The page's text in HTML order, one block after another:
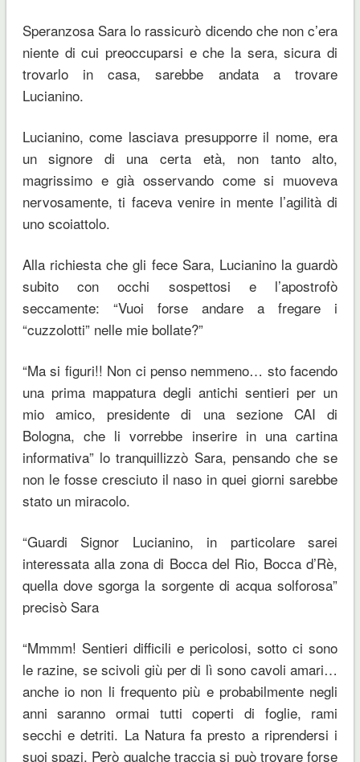
Speranzosa Sara lo rassicurò dicendo che non c’era
niente di cui preoccuparsi e che la sera, sicura di
trovarlo in casa, sarebbe andata a trovare
Lucianino.
Lucianino, come lasciava presupporre il nome, era
un signore di una certa età, non tanto alto,
magrissimo e già osservando come si muoveva
nervosamente, ti faceva venire in mente l’agilità di
uno scoiattolo.
Alla richiesta che gli fece Sara, Lucianino la guardò
subito con occhi sospettosi e l’apostrofò
seccamente: “Vuoi forse andare a fregare i
“cuzzolotti” nelle mie bollate?”
“Ma si figuri!! Non ci penso nemmeno… sto facendo
una prima mappatura degli antichi sentieri per un
mio amico, presidente di una sezione CAI di
Bologna, che li vorrebbe inserire in una cartina
informativa” lo tranquillizzò Sara, pensando che se
non le fosse cresciuto il naso in quei giorni sarebbe
stato un miracolo.
“Guardi Signor Lucianino, in particolare sarei
interessata alla zona di Bocca del Rio, Bocca d’Rè,
quella dove sgorga la sorgente di acqua solforosa”
precisò Sara
“Mmmm! Sentieri difficili e pericolosi, sotto ci sono
le razine, se scivoli giù per di lì sono cavoli amari…
anche io non li frequento più e probabilmente negli
anni saranno ormai tutti coperti di foglie, rami
secchi e detriti. La Natura fa presto a riprendersi i
suoi spazi. Però qualche traccia si può trovare forse